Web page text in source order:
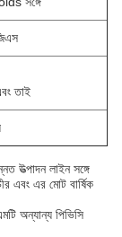
তাই
উত্পাদন লাইন সঙ্গে
এবং এর মোট বার্ষিক
অন্যান্য পিভিসি